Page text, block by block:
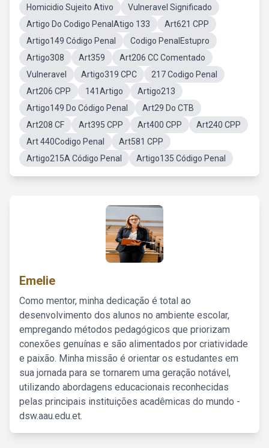
Homicidio Sujeito Ativo
Vulneravel Significado
Artigo Do Codigo PenalAtigo 133
Art621 CPP
Artigo149 Código Penal
Codigo PenalEstupro
Artigo308
Art359
Art206 CC Comentado
Vulneravel
Artigo319 CPC
217 Codigo Penal
Art206 CPP
141Artigo
Artigo213
Artigo149 Do Código Penal
Art29 Do CTB
Art208 CF
Art395 CPP Art400 CPP
Art240 CPP
Art 440Codigo Penal
Art581 CPP
Artigo215A Código Penal
Artigo135 Código Penal
Emelie
Como mentor, minha dedicação é total ao
desenvolvimento dos alunos no ambiente escolar,
empregando métodos pedagógicos que priorizam
conexões genuínas e são alimentados por criatividade
e paixão. Minha missão é orientar os estudantes em
sua jornada para se tornarem uma geração notável,
utilizando abordagens educacionais reconhecidas
pelas principais instituições acadêmicas do mundo -
dsw.aau.edu.et.